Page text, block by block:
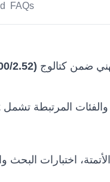
FAQs
2.52)
اختبارات